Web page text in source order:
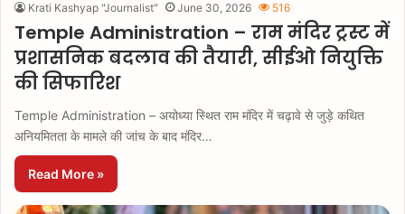
Krati Kashyap "Journalist" June 30, 2026 516
Temple Administration – राम मंदिर ट्रस्ट में
प्रशासनिक बदलाव की तैयारी, सीईओ नियुक्ति
की सिफारिश
Temple Administration – अयोध्या स्थित राम मंदिर में चढ़ावे से जुड़े कथित
अनियमितता के मामले की जांच के बाद मंदिर…
Read More »